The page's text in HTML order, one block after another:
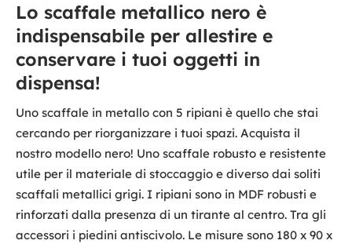
Lo scaffale metallico nero è
indispensabile per allestire e
conservare i tuoi oggetti in
dispensa!
Uno scaffale in metallo con 5 ripiani è quello che stai
cercando per riorganizzare i tuoi spazi. Acquista il
nostro modello nero! Uno scaffale robusto e resistente
utile per il materiale di stoccaggio e diverso dai soliti
scaffali metallici grigi. I ripiani sono in MDF robusti e
rinforzati dalla presenza di un tirante al centro. Tra gli
accessori i piedini antiscivolo. Le misure sono 180 x 90 x